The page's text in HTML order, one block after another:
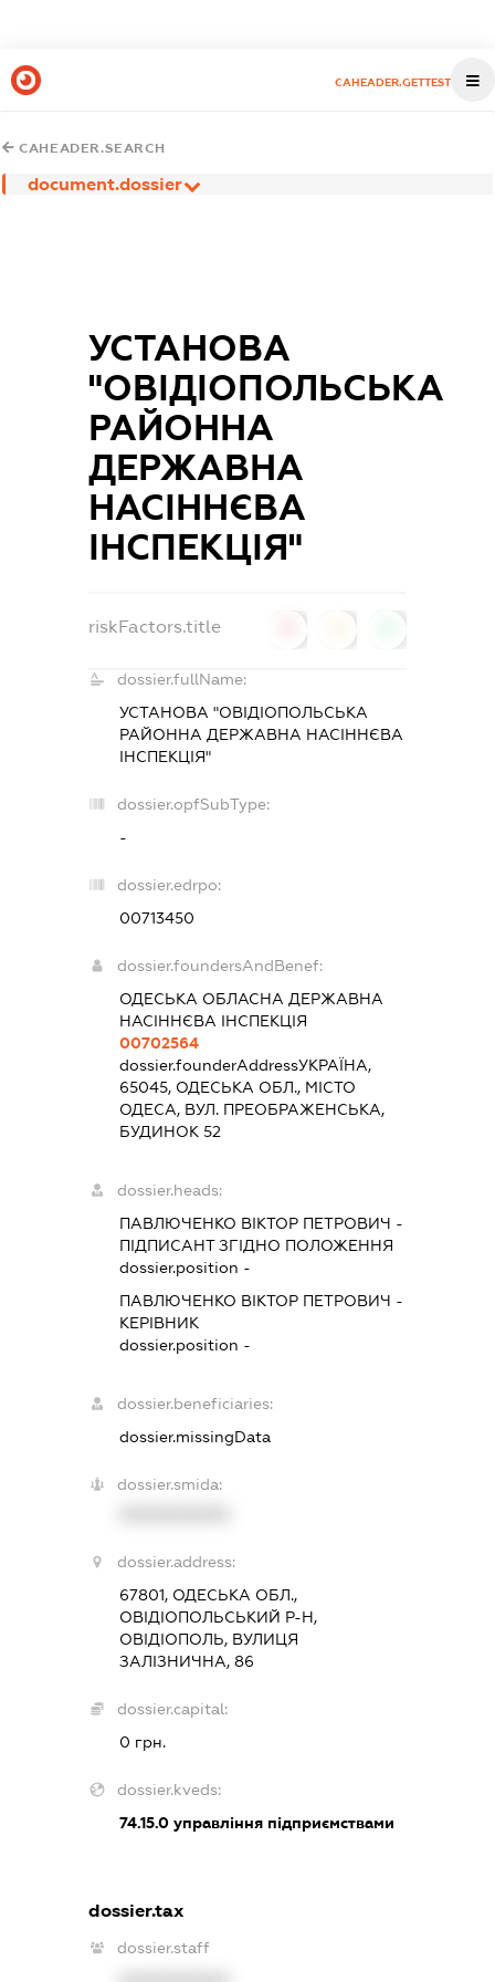
CAHEADER.GETTEST
CAHEADER.SEARCH
document.dossier
УСТАНОВА
"ОВІДІОПОЛЬСЬКА
РАЙОННА
ДЕРЖАВНА
НАСІННЄВА
ІНСПЕКЦІЯ"
riskFactors.title
dossier.fullName:
УСТАНОВА "ОВІДІОПОЛЬСЬКА
РАЙОННА ДЕРЖАВНА НАСІННЄВА
ІНСПЕКЦІЯ"
dossier.opfSubType:
-
dossier.edrpo:
00713450
dossier.foundersAndBenef:
ОДЕСЬКА ОБЛАСНА ДЕРЖАВНА
НАСІННЄВА ІНСПЕКЦІЯ
00702564
dossier.founderAddressУКРАЇНА,
65045, ОДЕСЬКА ОБЛ., МІСТО
ОДЕСА, ВУЛ. ПРЕОБРАЖЕНСЬКА,
БУДИНОК 52
dossier.heads:
ПАВЛЮЧЕНКО ВІКТОР ПЕТРОВИЧ -
ПІДПИСАНТЗГІДНО ПОЛОЖЕННЯ
dossier.position -
ПАВЛЮЧЕНКО ВІКТОР ПЕТРОВИЧ -
КЕРІВНИК
dossier.position -
dossier.beneficiaries:
dossier.missingData
dossier.smida:
dossier.address:
67801, ОДЕСЬКА ОБЛ.,
ОВІДІОПОЛЬСЬКИЙ Р-Н,
ОВІДІОПОЛЬ, ВУЛИЦЯ
ЗАЛІЗНИЧНА, 86
dossier.capital:
0 грн.
dossier.kveds:
74.15.0управління підприємствами
dossier.tax
dossier.staff